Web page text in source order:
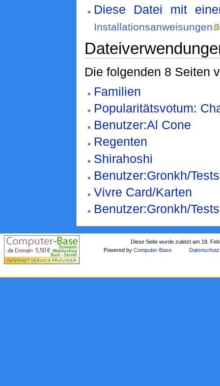
Diese Datei mit
Installationsanweisungen
Die folgenden 8 Seiten
Familien
Popularitätsvotum:
Benutzer:Al Cone
Regenten
Shirahoshi
Benutzer:Gronkh/
Vivre Card/Karten
Benutzer:Gronkh/
Diese Seite wurde zuletzt am 19.
Powered byComputer-Base Datenschutz